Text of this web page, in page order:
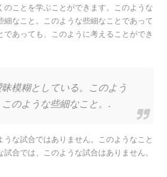
のことを学ぶことができます。このような
細なこと。このような些細なことであって
であっても、このように考えることができ
模糊としている。このよう
のような些細なこと。.
うな試合ではありません。このようなこと
合では、このような試合はありません。